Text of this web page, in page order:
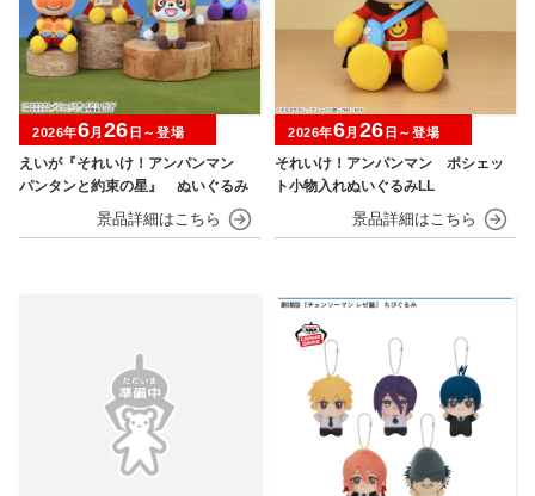
えいが『それいけ！アンパンマン
パンタンと約束の星』 ぬいぐるみ
2026年6月 26 日～登場
それいけ！アンパンマン ポシェッ
ト小物入れぬいぐるみLL
2026年6月 26 日～登場